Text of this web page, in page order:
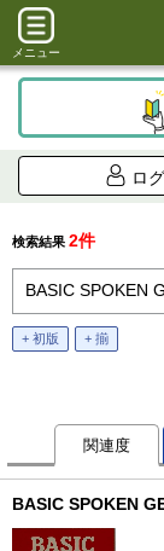
メニュー
ロ
検索結果 2件
+ 初版 + 揃
関連度
BASIC SPOKEN